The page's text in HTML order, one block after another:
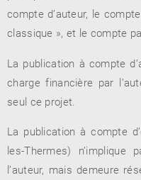
TOUT LE CATALOGUE
RENCONTRE AVEC…
REVUE DE PRESSE
compte d’auteur, le
classique », et le compte
La publication à compte
charge financière par
seul ce projet.
La publication à compte
les-Thermes)
l’auteur, mais demeure